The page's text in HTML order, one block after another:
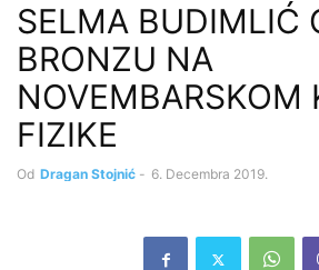
SELMA BUDIMLIĆ
BRONZU NA
NOVEMBARSKOM
FIZIKE
Od Dragan Stojnić - 6. Decembra 2019.